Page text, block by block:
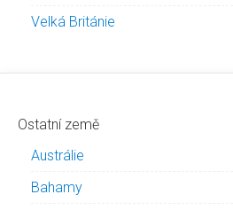
Velká Británie
Ostatní země
Austrálie
Bahamy